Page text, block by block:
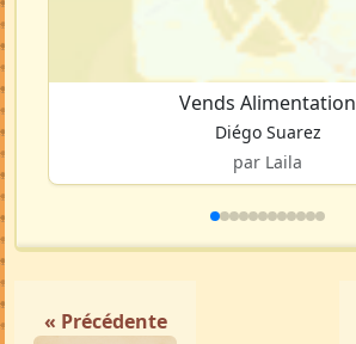
Vends Alimentation
Diégo Suarez
par Laila
« Précédente